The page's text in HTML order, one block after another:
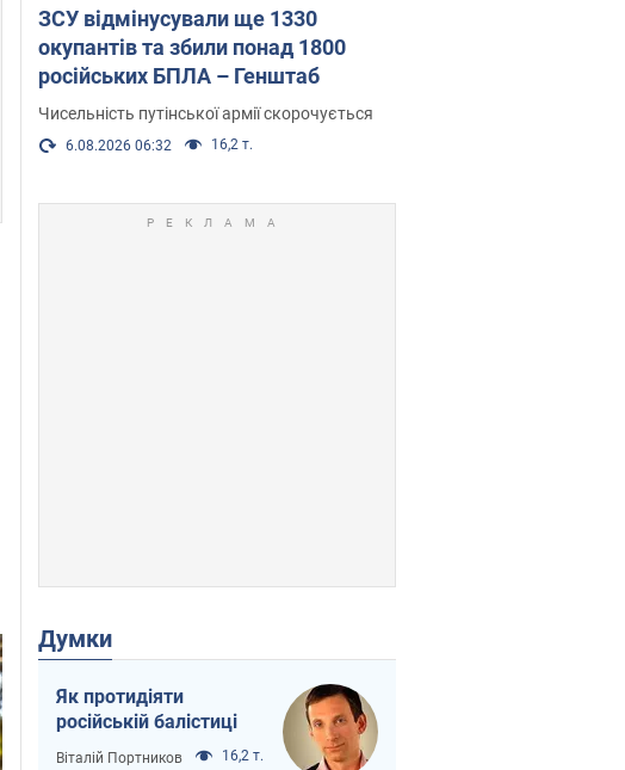
ЗСУ відмінусували ще 1330
окупантів та збили понад 1800
російських БПЛА – Генштаб
Чисельність путінської армії скорочується
6.08.2026 06:32 16,2 т.
Думки
Як протидіяти
російській балістиці
Віталій Портников 16,2 т.